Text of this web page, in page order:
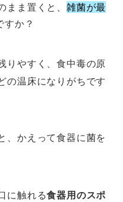
ま置くと、 雑菌が最
すか？
りやすく、食中毒の原
の温床になりがちです
、かえって食器に菌を
に触れる食器用のスポ